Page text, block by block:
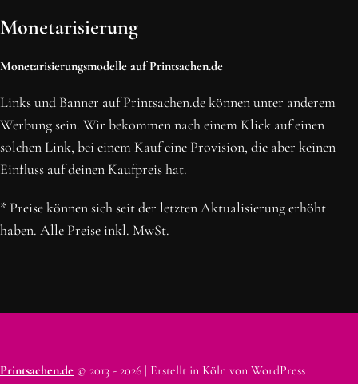
Monetarisierung
Monetarisierungsmodelle auf Printsachen.de
Links und Banner auf Printsachen.de können unter anderem
Werbung sein. Wir bekommen nach einem Klick auf einen
solchen Link, bei einem Kauf eine Provision, die aber keinen
Einfluss auf deinen Kaufpreis hat.
* Preise können sich seit der letzten Aktualisierung erhöht
haben. Alle Preise inkl. MwSt.
Printsachen.de © 2013 - 2026 | Erstellt in Köln von WordPress